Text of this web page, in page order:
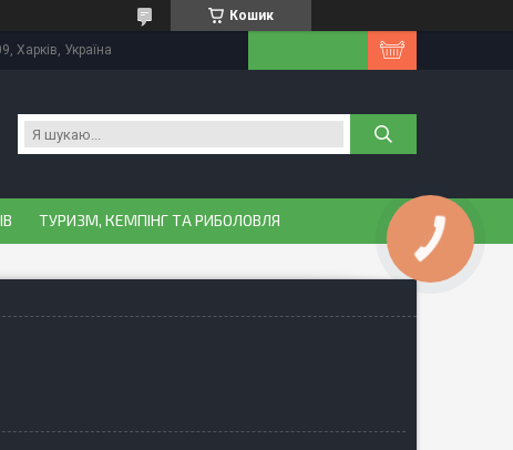
Кошик
Харків, Україна
ТУРИЗМ, КЕМПІНГ ТА РИБОЛОВЛЯ
КНОПКА
ЗВ'ЯЗКУ